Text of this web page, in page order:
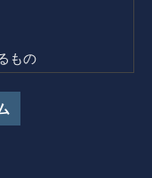
もの